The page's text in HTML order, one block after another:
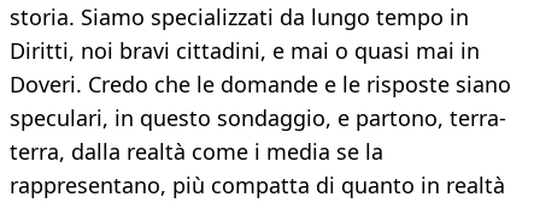
storia. Siamo specializzati da lungo tempo in
Diritti, noi bravi cittadini, e mai o quasi mai in
Doveri. Credo che le domande e le risposte siano
speculari, in questo sondaggio, e partono, terra-
terra, dalla realtà come i media se la
rappresentano, più compatta di quanto in realtà